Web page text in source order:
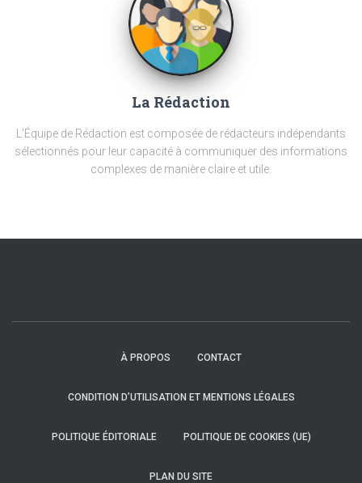
La Rédaction
L'Équipe de Rédaction est composée de rédacteurs indépendants
sélectionnés pour leur capacité à communiquer des informations
complexes de manière claire et utile.
À PROPOS CONTACT
CONDITION D’UTILISATION ET MENTIONS LÉGALES
POLITIQUE ÉDITORIALE POLITIQUE DE COOKIES (UE)
PLAN DU SITE